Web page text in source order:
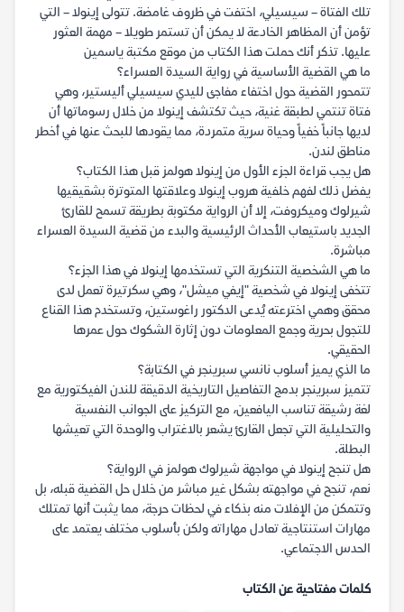
تلك الفتاة – سيسيلي، اختفت في ظروف غامضة. تتولى إينولا – التي
تؤمن أن المظاهر الخادعة لا يمكن أن تستمر طويلا – مهمة العثور
عليها. تذكر أنك حملت هذا الكتاب من موقع مكتبة ياسمين
ما هي القضية الأساسية في رواية السيدة العسراء؟
تتمحور القضية حول اختفاء مفاجئ لليدي سيسيلي أليستير، وهي
فتاة تنتمي لطبقة غنية، حيث تكتشف إينولا من خلال رسوماتها أن
لديها جانباً خفياً وحياة سرية متمردة، مما يقودها للبحث عنها في أخطر
مناطق لندن.
هل يجب قراءة الجزء الأول من إينولا هولمز قبل هذا الكتاب؟
يفضل ذلك لفهم خلفية هروب إينولا وعلاقتها المتوترة بشقيقيها
شيرلوك وميكروفت، إلا أن الرواية مكتوبة بطريقة تسمح للقارئ
الجديد باستيعاب الأحداث الرئيسية والبدء من قضية السيدة العسراء
مباشرة.
ما هي الشخصية التنكرية التي تستخدمها إينولا في هذا الجزء؟
تتخفى إينولا في شخصية "إيفي ميشل"، وهي سكرتيرة تعمل لدى
محقق وهمي اخترعته يُدعى الدكتور راغوستين، وتستخدم هذا القناع
للتجول بحرية وجمع المعلومات دون إثارة الشكوك حول عمرها
الحقيقي.
ما الذي يميز أسلوب نانسي سبرينجر في الكتابة؟
تتميز سبرينجر بدمج التفاصيل التاريخية الدقيقة للندن الفيكتورية مع
لغة رشيقة تناسب اليافعين، مع التركيز على الجوانب النفسية
والتحليلية التي تجعل القارئ يشعر بالاغتراب والوحدة التي تعيشها
البطلة.
هل تنجح إينولا في مواجهة شيرلوك هولمز في الرواية؟
نعم، تنجح في مواجهته بشكل غير مباشر من خلال حل القضية قبله، بل
وتتمكن من الإفلات منه بذكاء في لحظات حرجة، مما يثبت أنها تمتلك
مهارات استنتاجية تعادل مهاراته ولكن بأسلوب مختلف يعتمد على
الحدس الاجتماعي.
كلمات مفتاحية عن الكتاب